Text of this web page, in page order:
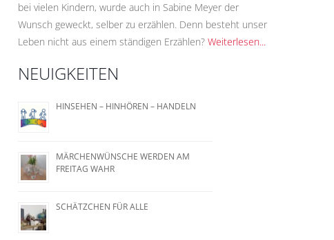
bei vielen Kindern, wurde auch in Sabine Meyer der
Wunsch geweckt, selber zu erzählen. Denn besteht unser
Leben nicht aus einem ständigen Erzählen?Weiterlesen...
NEUIGKEITEN
HINSEHEN – HINHÖREN – HANDELN
MÄRCHENWÜNSCHE WERDEN AM
FREITAG WAHR
SCHÄTZCHEN FÜR ALLE